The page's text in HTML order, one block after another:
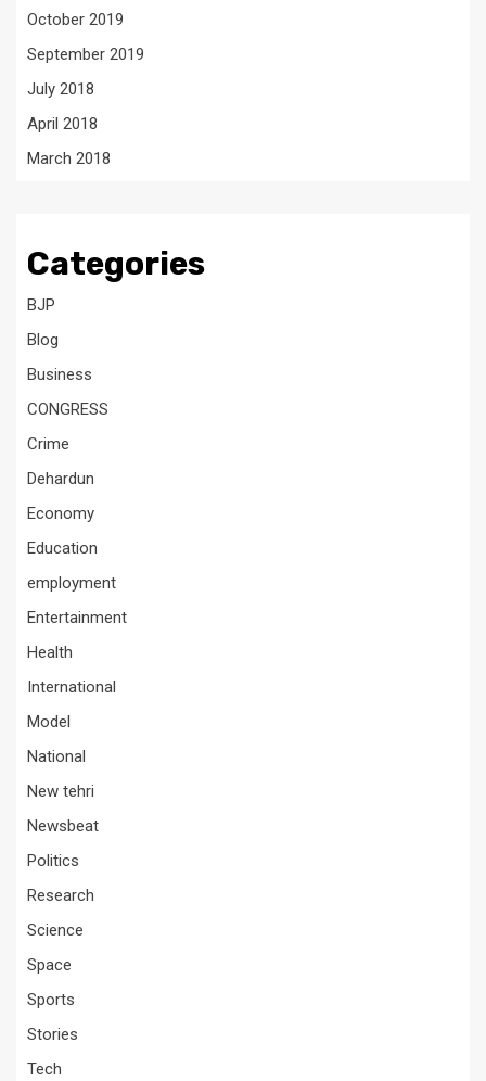
October 2019
September 2019
July 2018
April 2018
March 2018
Categories
BJP
Blog
Business
CONGRESS
Crime
Dehardun
Economy
Education
employment
Entertainment
Health
International
Model
National
New tehri
Newsbeat
Politics
Research
Science
Space
Sports
Stories
Tech